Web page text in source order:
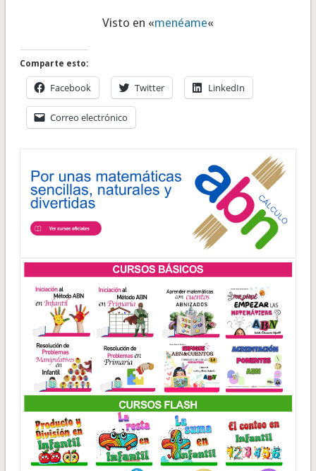
Visto en «menéame«
Comparte esto:
Facebook Twitter LinkedIn
Correo electrónico